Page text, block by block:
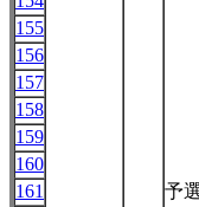
予
155
156
157
158
159
160
161